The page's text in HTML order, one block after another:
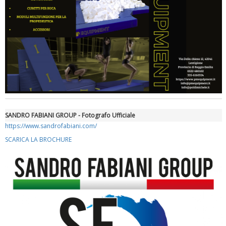
Luglio 2026: "Pensando con i piedi, si possono fare le
rivoluzioni"
SANDRO FABIANI GROUP - Fotografo Ufficiale
https://www.sandrofabiani.com/
SCARICA LA BROCHURE